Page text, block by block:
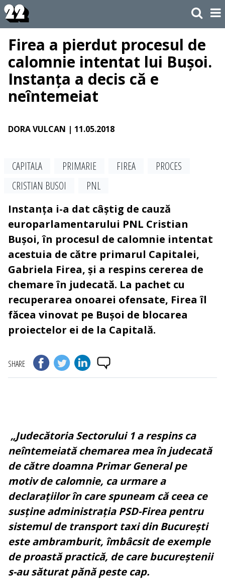
Firea a pierdut procesul de
calomnie intentat lui Bușoi.
Instanța a decis că e
neîntemeiat
DORA VULCAN | 11.05.2018
CAPITALA PRIMARIE FIREA
PROCES
CRISTIAN BUSOI
PNL
Instanța i-a dat câștig de cauză
europarlamentarului PNL Cristian
Bușoi, în procesul de calomnie intentat
acestuia de către primarul Capitalei,
Gabriela Firea, și a respins cererea de
chemare în judecată. La pachet cu
recuperarea onoarei ofensate, Firea îl
făcea vinovat pe Bușoi de blocarea
proiectelor ei de la Capitală.
SHARE
„Judecătoria Sectorului 1 a respins ca
neîntemeiată chemarea mea în judecată
de către doamna Primar General pe
motiv de calomnie, ca urmare a
declarațiilor în care spuneam că ceea ce
susține administrația PSD-Firea pentru
sistemul de transport taxi din București
este ambramburit, îmbâcsit de exemple
de proastă practică, de care bucureștenii
s-au săturat pănă peste cap.